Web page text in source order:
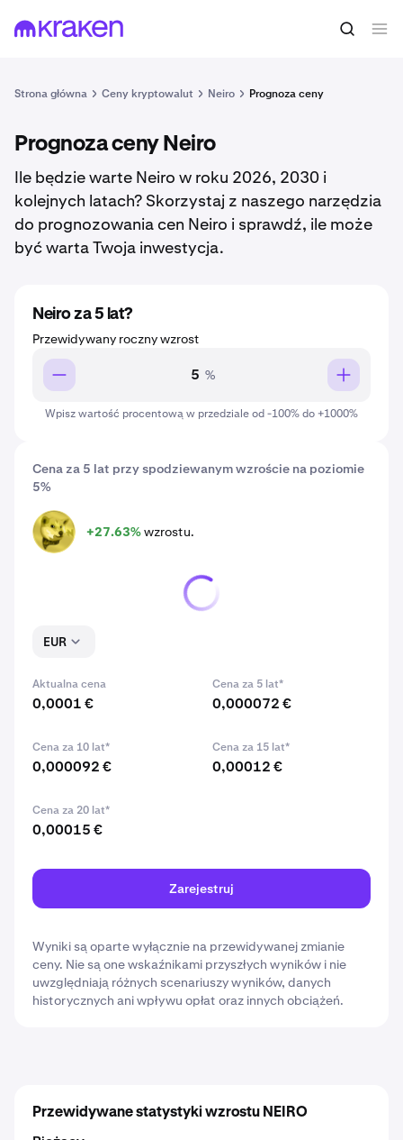
Strona główna Ceny kryptowalut Neiro Prognoza ceny
Prognoza ceny Neiro
Ile będzie warte Neiro w roku 2026, 2030 i
kolejnych latach? Skorzystaj z naszego narzędzia
do prognozowania cen Neiro i sprawdź, ile może
być warta Twoja inwestycja.
Cena za 5 lat przy spodziewanym wzroście na poziomie
5%
NEIRO +27.63%wzrostu.
EUR
Aktualna cena
0,0001 €
Cena za 5 lat*
0,000072 €
Cena za 10 lat*
0,000092 €
Cena za 15 lat*
0,00012 €
Cena za 20 lat*
0,00015 €
Zarejestruj
Wyniki są oparte wyłącznie na przewidywanej zmianie
ceny. Nie są one wskaźnikami przyszłych wyników i nie
uwzględniają różnych scenariuszy wyników, danych
historycznych ani wpływu opłat oraz innych obciążeń.
Przewidywane statystyki wzrostu NEIRO
Neiro za 5 lat?
Przewidywany roczny wzrost
%
Wpisz wartość procentową w przedziale od -100% do +1000%